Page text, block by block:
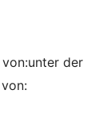
unter der